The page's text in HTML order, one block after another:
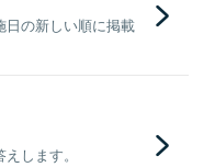
日の新しい順に掲載
します。